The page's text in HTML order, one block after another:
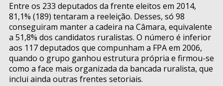
Entre os 233 deputados da frente eleitos em 2014,
81,1% (189) tentaram a reeleição. Desses, só 98
conseguiram manter a cadeira na Câmara, equivalente
a 51,8% dos candidatos ruralistas. O número é inferior
aos 117 deputados que compunham a FPA em 2006,
quando o grupo ganhou estrutura própria e firmou-se
como a face mais organizada da bancada ruralista, que
inclui ainda outras frentes setoriais.